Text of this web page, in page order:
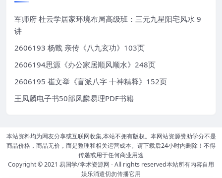
军师府 杜云学居家环境布局高级班：三元九星阳宅风水 9
讲
2606193 杨戬 亲传《八九玄功》103页
2606194思源《办公家居顺风顺水》248页
2606195 崔文举《盲派八字 十神精释》152页
王凤麟电子书50部凤麟易理PDF书籍
本站资料均为网友分享或互联网收集,本站不拥有版权。本网站资源赞助学分不是
商品价格，商品无价，而是整理和相关运营成本。请下载后24小时内删除！不得
传递或用于任何商业用途
Copyright © 2021 易国学/学术资源网 - All rights reserved本站所有内容自用
娱乐消遣切勿传播它用